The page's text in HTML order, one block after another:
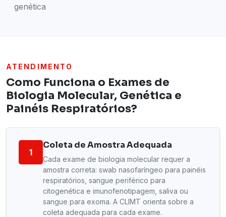
genética
ATENDIMENTO
Como Funciona o Exames de
Biologia Molecular, Genética e
Painéis Respiratórios?
1
Coleta de Amostra Adequada
Cada exame de biologia molecular requer a
amostra correta: swab nasofaríngeo para painéis
respiratórios, sangue periférico para
citogenética e imunofenotipagem, saliva ou
sangue para exoma. A CLIMT orienta sobre a
coleta adequada para cada exame.